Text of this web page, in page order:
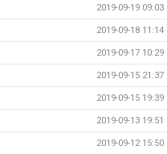
2019-09-19 09:03
2019-09-18 11:14
2019-09-17 10:29
2019-09-15 21:37
2019-09-15 19:39
2019-09-13 19:51
2019-09-12 15:50